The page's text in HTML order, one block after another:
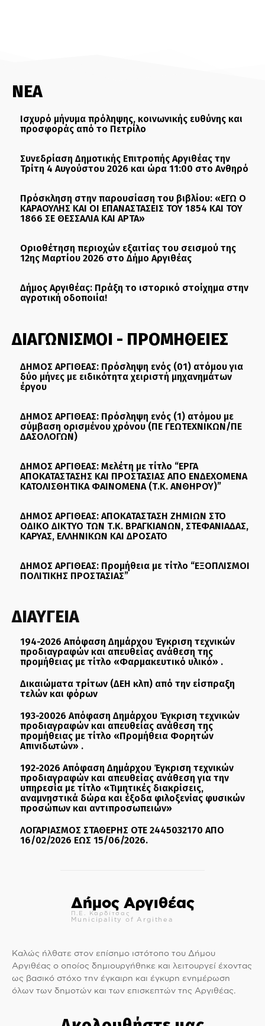
ΝΕΑ
Ισχυρό μήνυμα πρόληψης, κοινωνικής ευθύνης και
προσφοράς από το Πετρίλο
Συνεδρίαση Δημοτικής Επιτροπής Αργιθέας την
Τρίτη 4 Αυγούστου 2026 και ώρα 11:00 στο Ανθηρό
Πρόσκληση στην παρουσίαση του βιβλίου: «ΕΓΩ Ο
ΚΑΡΑΟΥΛΗΣ ΚΑΙ ΟΙ ΕΠΑΝΑΣΤΑΣΕΙΣ ΤΟΥ 1854 ΚΑΙ ΤΟΥ
1866 ΣΕ ΘΕΣΣΑΛΙΑ ΚΑΙ ΑΡΤΑ»
Οριοθέτηση περιοχών εξαιτίας του σεισμού της
12ης Μαρτίου 2026 στο Δήμο Αργιθέας
Δήμος Αργιθέας: Πράξη το ιστορικό στοίχημα στην
αγροτική οδοποιία!
ΔΙΑΓΩΝΙΣΜΟΙ - ΠΡΟΜΗΘΕΙΕΣ
ΔΗΜΟΣ ΑΡΓΙΘΕΑΣ: Πρόσληψη ενός (01) ατόμου για
δύο μήνες με ειδικότητα χειριστή μηχανημάτων
έργου
ΔΗΜΟΣ ΑΡΓΙΘΕΑΣ: Πρόσληψη ενός (1) ατόμου με
σύμβαση ορισμένου χρόνου (ΠΕ ΓΕΩΤΕΧΝΙΚΩΝ/ΠΕ
ΔΑΣΟΛΟΓΩΝ)
ΔΗΜΟΣ ΑΡΓΙΘΕΑΣ: Μελέτη με τίτλο “ΕΡΓΑ
ΑΠΟΚΑΤΑΣΤΑΣΗΣ ΚΑΙ ΠΡΟΣΤΑΣΙΑΣ ΑΠΟ ΕΝΔΕΧΟΜΕΝΑ
ΚΑΤΟΛΙΣΘΗΤΙΚΑ ΦΑΙΝΟΜΕΝΑ (Τ.Κ. ΑΝΘΗΡΟΥ)”
ΔΗΜΟΣ ΑΡΓΙΘΕΑΣ: ΑΠΟΚΑΤΑΣΤΑΣΗ ΖΗΜΙΩΝ ΣΤΟ
ΟΔΙΚΟ ΔΙΚΤΥΟ ΤΩΝ Τ.Κ. ΒΡΑΓΚΙΑΝΩΝ, ΣΤΕΦΑΝΙΑΔΑΣ,
ΚΑΡΥΑΣ, ΕΛΛΗΝΙΚΩΝ ΚΑΙ ΔΡΟΣΑΤΟ
ΔΗΜΟΣ ΑΡΓΙΘΕΑΣ: Προμήθεια με τίτλο “ΕΞΟΠΛΙΣΜΟΙ
ΠΟΛΙΤΙΚΗΣ ΠΡΟΣΤΑΣΙΑΣ”
ΔΙΑΥΓΕΙΑ
194-2026 Απόφαση Δημάρχου Έγκριση τεχνικών
προδιαγραφών και απευθείας ανάθεση της
προμήθειας με τίτλο «Φαρμακευτικό υλικό» .
Δικαιώματα τρίτων (ΔΕΗ κλπ) από την είσπραξη
τελών και φόρων
193-20026 Απόφαση Δημάρχου Έγκριση τεχνικών
προδιαγραφών και απευθείας ανάθεση της
προμήθειας με τίτλο «Προμήθεια Φορητών
Απινιδωτών» .
192-2026 Απόφαση Δημάρχου Έγκριση τεχνικών
προδιαγραφών και απευθείας ανάθεση για την
υπηρεσία με τίτλο «Τιμητικές διακρίσεις,
αναμνηστικά δώρα και έξοδα φιλοξενίας φυσικών
προσώπων και αντιπροσωπειών»
ΛΟΓΑΡΙΑΣΜΟΣ ΣΤΑΘΕΡΗΣ ΟΤΕ 2445032170 ΑΠΟ
16/02/2026 ΕΩΣ 15/06/2026.
Δήμος Αργιθέας
Π.Ε. Καρδίτσας
Municipality of Argithea
Καλώς ήλθατε στον επίσημο ιστότοπο του Δήμου
Αργιθέας ο οποίος δημιουργήθηκε και λειτουργεί έχοντας
ως βασικό στόχο την έγκαιρη και έγκυρη ενημέρωση
όλων των δημοτών και των επισκεπτών της Αργιθέας.